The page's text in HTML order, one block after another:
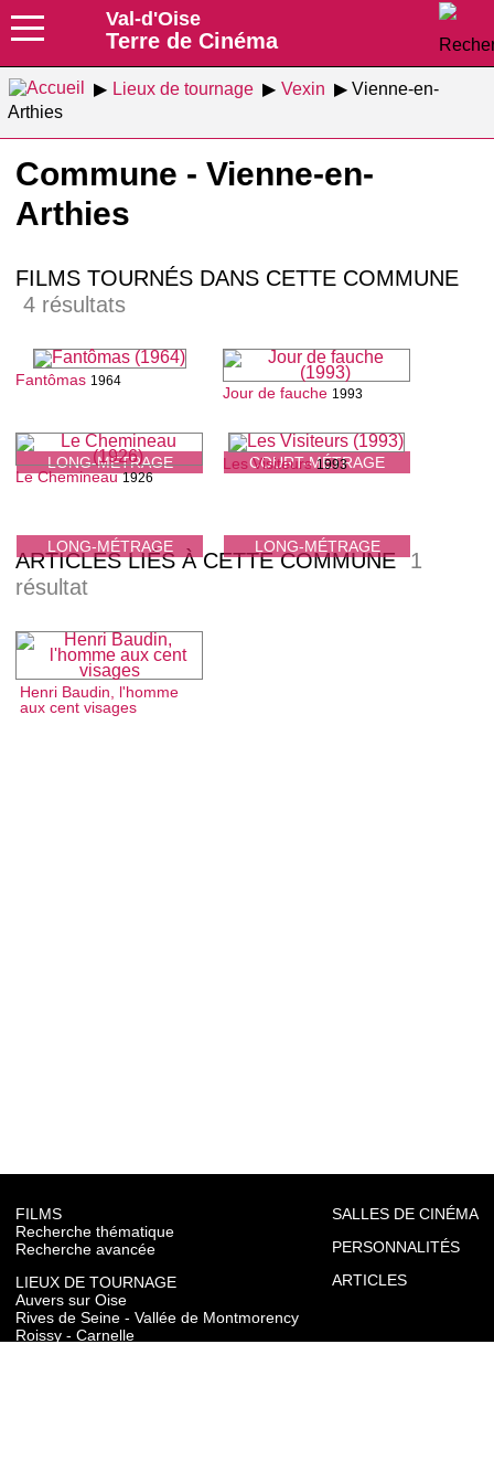
Val-d'Oise
Terre de Cinéma
Lieux de tournage Vexin
Vienne-en-
Arthies
Commune - Vienne-en-
Arthies
FILMS TOURNÉS DANS CETTE COMMUNE
4 résultats
LONG-MÉTRAGE
Fantômas 1964
COURT-MÉTRAGE
Jour de fauche 1993
LONG-MÉTRAGE
Le Chemineau 1926
LONG-MÉTRAGE
Les Visiteurs 1993
ARTICLES LIÉS À CETTE COMMUNE 1
résultat
Henri Baudin, l'homme
aux cent visages
FILMS
Recherche thématique
Recherche avancée
LIEUX DE TOURNAGE
Auvers sur Oise
Rives de Seine - Vallée de Montmorency
Roissy - Carnelle
SALLES DE CINÉMA
PERSONNALITÉS
ARTICLES